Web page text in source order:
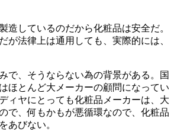
造しているのだから化粧品は安全だ。
が法律上は通用しても、実際的には、
で、そうならない為の背景がある。国
ほとんど大メーカーの顧問になってい
ィヤにとっても化粧品メーカーは、大
で、何もかもが悪循環なので、化粧品
あびない。